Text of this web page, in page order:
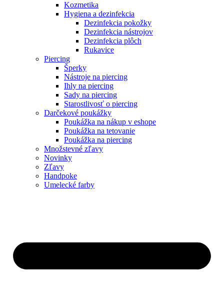
Kozmetika
Hygiena a dezinfekcia
Dezinfekcia pokožky
Dezinfekcia nástrojov
Dezinfekcia plôch
Rukavice
Piercing
Šperky
Nástroje na piercing
Ihly na piercing
Sady na piercing
Starostlivosť o piercing
Darčekové poukážky
Poukážka na nákup v eshope
Poukážka na tetovanie
Poukážka na piercing
Množstevné zľavy
Novinky
Zľavy
Handpoke
Umelecké farby